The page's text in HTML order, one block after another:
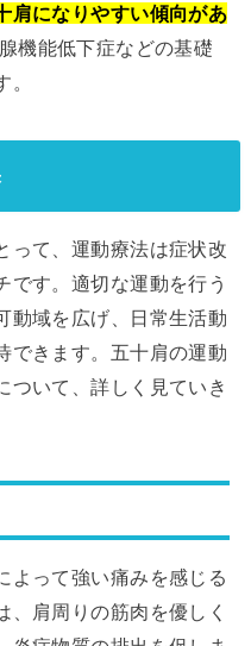
肩になりやすい傾向があ
機能低下症などの基礎
って、運動療法は症状改
です。適切な運動を行う
動域を広げ、日常生活動
できます。五十肩の運動
ついて、詳しく見ていき
よって強い痛みを感じる
、肩周りの筋肉を優しく